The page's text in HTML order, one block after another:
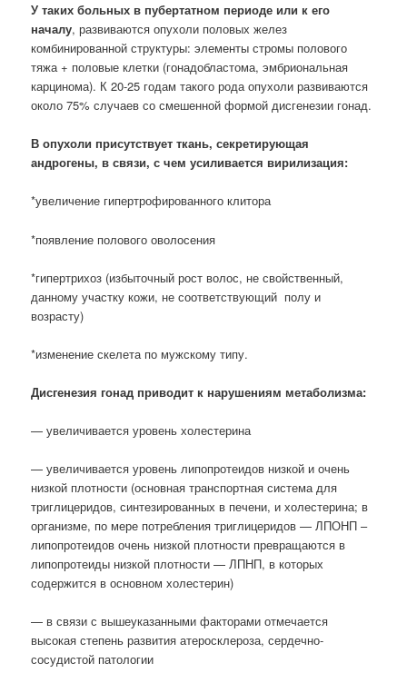
У таких больных в пубертатном периоде или к его
началу, развиваются опухоли половых желез
комбинированной структуры: элементы стромы полового
тяжа + половые клетки (гонадобластома, эмбриональная
карцинома). К 20-25 годам такого рода опухоли развиваются
около 75% случаев со смешенной формой дисгенезии гонад.
В опухоли присутствует ткань, секретирующая
андрогены, в связи, с чем усиливается вирилизация:
*увеличение гипертрофированного клитора
*появление полового оволосения
*гипертрихоз (избыточный рост волос, не свойственный,
данному участку кожи, не соответствующий полу и
возрасту)
*изменение скелета по мужскому типу.
Дисгенезия гонад приводит к нарушениям метаболизма:
— увеличивается уровень холестерина
— увеличивается уровень липопротеидов низкой и очень
низкой плотности (основная транспортная система для
триглицеридов, синтезированных в печени, и холестерина; в
организме, по мере потребления триглицеридов — ЛПОНП –
липопротеидов очень низкой плотности превращаются в
липопротеиды низкой плотности — ЛПНП, в которых
содержится в основном холестерин)
— в связи с вышеуказанными факторами отмечается
высокая степень развития атеросклероза, сердечно-
сосудистой патологии